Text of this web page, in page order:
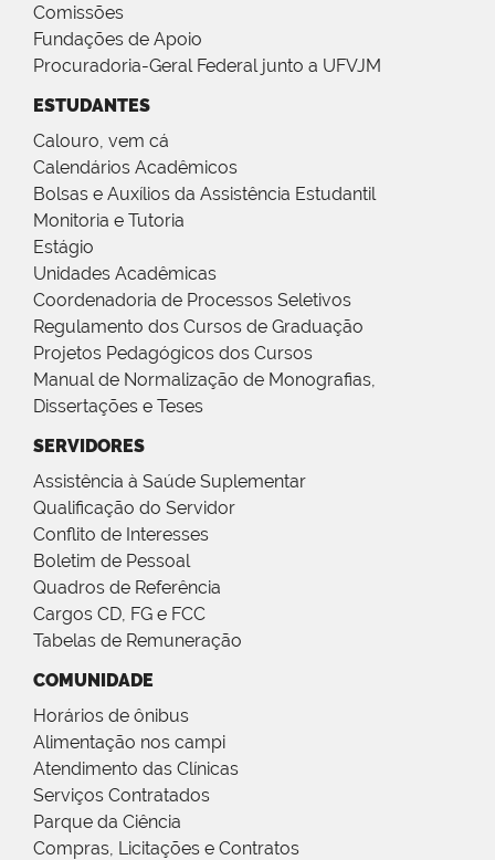
Comissões
Fundações de Apoio
Procuradoria-Geral Federal junto a UFVJM
ESTUDANTES
Calouro, vem cá
Calendários Acadêmicos
Bolsas e Auxílios da Assistência Estudantil
Monitoria e Tutoria
Estágio
Unidades Acadêmicas
Coordenadoria de Processos Seletivos
Regulamento dos Cursos de Graduação
Projetos Pedagógicos dos Cursos
Manual de Normalização de Monografias,
Dissertações e Teses
SERVIDORES
Assistência à Saúde Suplementar
Qualificação do Servidor
Conflito de Interesses
Boletim de Pessoal
Quadros de Referência
Cargos CD, FG e FCC
Tabelas de Remuneração
COMUNIDADE
Horários de ônibus
Alimentação nos campi
Atendimento das Clínicas
Serviços Contratados
Parque da Ciência
Compras, Licitações e Contratos